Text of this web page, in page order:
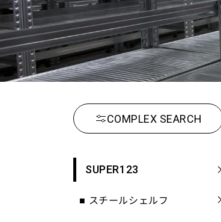
COMPLEX SEARCH
SUPER123
■ スチールシェルフ